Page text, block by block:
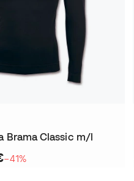
Brama Classic m/l
−41%